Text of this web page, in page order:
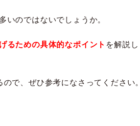
いのではないでしょうか。
るための具体的なポイント を解説し
で、ぜひ参考になさってください。